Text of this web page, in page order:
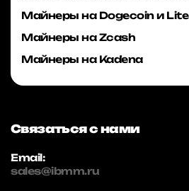
Майнеры на Dogecoin и
Майнеры на Zcash
Майнеры на Kadena
Связаться с нами
Email:
sales@ibmm.ru